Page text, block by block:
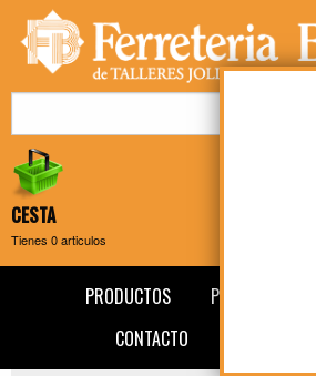
CESTA
Tienes 0articulos
PRODUCTOS PRESENTACIÓN
CONTACTO